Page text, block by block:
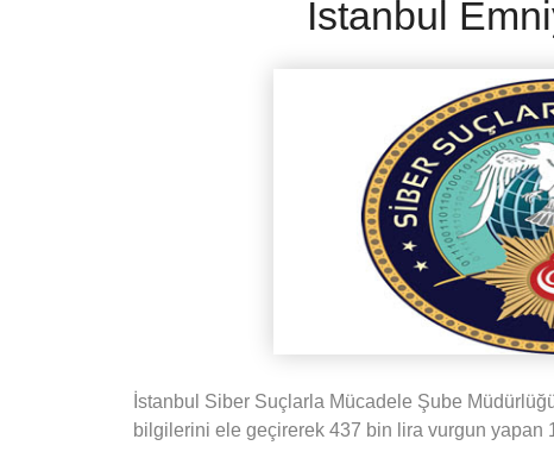
İstanbul
İstanbul Siber Suçlarla Mücadele Şube
bilgilerini ele geçirerek 437 bin lira vurgun yapan